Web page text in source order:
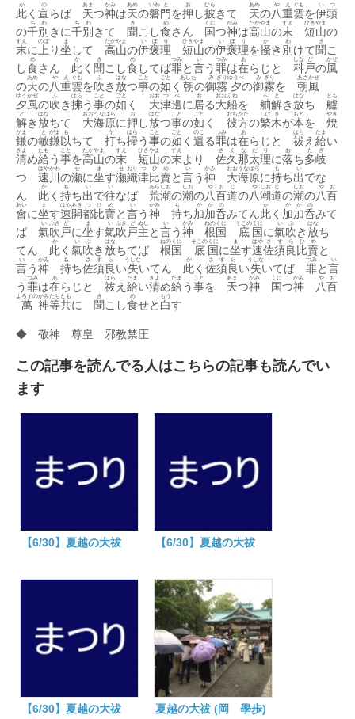
此
か
く 宣
の
らば 天
あま
つ神
かみ
は天
あめ
の磐
いわ
門
と
を押
お
し披
ひら
きて 天
あめ
の八重
やえ
雲
ぐも
を伊頭
いつ
の千
ち
別
わ
きに千
ち
別
わ
きて 聞
き
こし食
め
さん 国
くに
つ神
かみ
は高
たか
山
やま
の末
すえ
短
ひき
山
やま
の
末
すえ
に 上
のぼ
り坐
ま
して 高
たか
山
やま
の伊
い
褒
ぼ
理
り
短
ひき
山
やま
の伊
い
褒
ぼ
理
り
を掻
か
き 別
わ
けて聞
き
こ
し食
め
さん 此
か
く 聞
き
こし食
め
してば罪
つみ
と言
い
う罪
つみ
は在
あ
らじと 科
しな
戸
ど
の風
かぜ
の天
あめ
の八
や
重
え
雲
ぐも
を吹
ふ
き 放
はな
つ事
こと
の如
ごと
く 朝
あした
の御
み
霧
ぎり
夕
ゆうべ
の御
み
霧
ぎり
を 朝
あさ
風
かぜ
夕
ゆう
風
かぜ
の吹
ふ
き拂
はら
う事
こと
の如
ごと
く 大
おお
津
つ
邊
べ
に 居
お
る大
おお
船
ふね
を 舳
へ
解
と
き 放
はな
ち 艫
とも
解
と
き 放
はな
ちて 大
おお
海
うな
原
ばら
に押
お
し放
はな
つ事
こと
の如
ごと
く 彼方
おちかた
の繁
しげ
木
き
が本
もと
を 焼
やき
鎌
がま
の敏
と
鎌
がま
以
も
ちて 打
う
ち掃
はら
う事
こと
の如
ごと
く 遺
のこ
る罪
つみ
は在
あ
らじと 祓
はら
え 給
たま
い
清
きよ
め給
たも
う事
こと
を高
たか
山
やま
の末
すえ
短
ひき
山
やま
の末
すえ
より 佐
さ
久
く
那
な
太
だ
理
り
に落
お
ち多
た
岐
ぎ
つ 速
はや
川
かわ
の瀬
せ
に坐
ま
す瀬
せ
織
おり
津
つ
比
ひ
賣
め
と言
い
う神
かみ
大
おお
海
うな
原
ばら
に持
も
ち出
い
でな
ん 此
か
く 持
も
ち出
い
で往
い
なば 荒
あら
潮
しお
の潮
しお
の八
や
百
お
道
じ
の八
や
潮
しお
道
じ
の潮
しお
の八
や
百
お
會
あい
に坐
ま
す速
はや
開
あき
都
つ
比
ひ
賣
め
と言
い
う神
かみ
持
も
ち加
か
加
か
呑
の
みてん此
か
く 加
か
加
か
呑
の
みて
ば 氣
い
吹
ぶき
戸
ど
に坐
ま
す氣
い
吹
ぶき
戸
ど
主
ぬし
と言
い
う神
かみ
根
ねの
国
くに
底
そこの
国
くに
に氣
い
吹
ぶ
き 放
はな
ち
てん 此
か
く 氣
い
吹
ぶ
き 放
はな
ちてば 根
ねの
国
くに
底
そこの
国
くに
に坐
ま
す速
はや
佐
さ
須
す
良
ら
比
ひ
賣
め
と
言
い
う神
かみ
持
も
ち佐
さ
須
す
良
ら
い失
うしな
いてん 此
か
く 佐
さ
須
す
良
ら
い失
うしな
いてば 罪
つみ
と言
い
う罪
つみ
は在
あ
らじと 祓
はら
え 給
たま
い清
きよ
め給
たま
う事
こと
を 天
あま
つ神
かみ
国
くに
つ神
かみ
八
や
百
お
萬
よろずの
神
かみ
等
たち
共
とも
に 聞
き
こし食
め
せと 白
もう
す
◆ 敬神 尊皇 邪教禁圧
この記事を読んでる人はこちらの記事も読んでい
ます
【6/30】夏越の大祓 【6/30】夏越の大祓
【6/30】夏越の大祓 夏越の大祓 (岡 學歩)